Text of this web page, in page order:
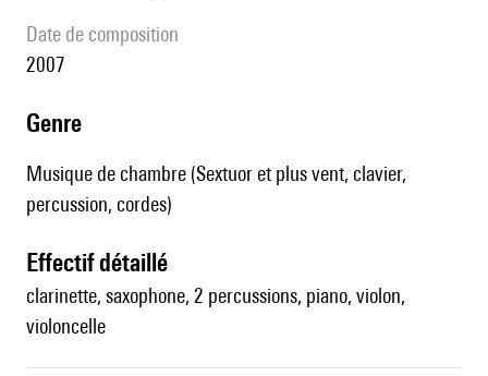
date de composition
2007
genre
Musique de chambre (Sextuor et plus vent, clavier,
percussion, cordes)
effectif détaillé
clarinette, saxophone, 2 percussions, piano, violon,
violoncelle